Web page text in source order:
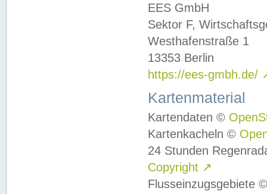
EES GmbH
Sektor F,
Westhafenstraße 1
13353 Berlin
https://ees-gmbh.de/
Kartenmaterial
Kartendaten ©
Kartenkacheln ©
24 Stunden
Copyright ↗
Flusseinzugsgebiete